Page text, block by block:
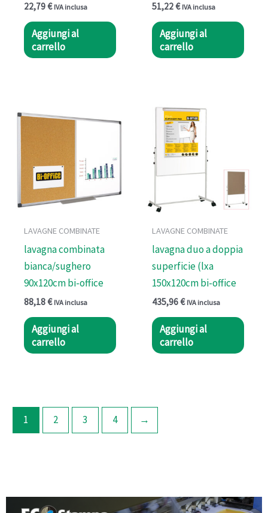
22,79€ IVA inclusa
Aggiungi al
carrello
51,22€ IVA inclusa
Aggiungi al
carrello
LAVAGNE COMBINATE
lavagna combinata
bianca/sughero
90x120cm bi-office
88,18€ IVA inclusa
Aggiungi al
carrello
LAVAGNE COMBINATE
lavagna duo a doppia
superficie (lxa
150x120cm bi-office
435,96€ IVA inclusa
Aggiungi al
carrello
1 2 3 4 →